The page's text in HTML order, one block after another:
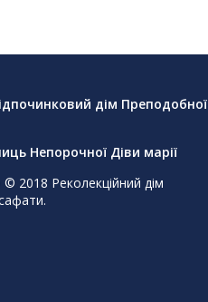
дім Преподобної
Непорочної Діви марії
© 2018 Реколекційний дім
.